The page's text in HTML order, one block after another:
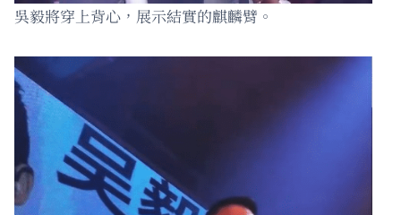
吳毅將穿上背心，展示結實的麒麟臂。